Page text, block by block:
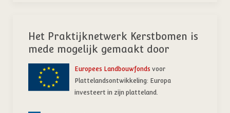
Het Praktijknetwerk Kerstbomen is
mede mogelijk gemaakt door
Europees Landbouwfonds voor
Plattelandsontwikkeling: Europa
investeert in zijn platteland.